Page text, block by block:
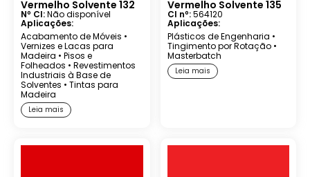
Vermelho Solvente 132
Nº CI:Não disponível
Aplicações:
Acabamento de Móveis •
Vernizes e Lacas para
Madeira • Pisos e
Folheados • Revestimentos
Industriais à Base de
Solventes • Tintas para
Madeira
Leia mais
Vermelho Solvente 135
CI nº:564120
Aplicações:
Plásticos de Engenharia •
Tingimento por Rotação•
Masterbatch
Leia mais